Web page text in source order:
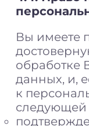
Вы имеете
обработке
данных, и,
к